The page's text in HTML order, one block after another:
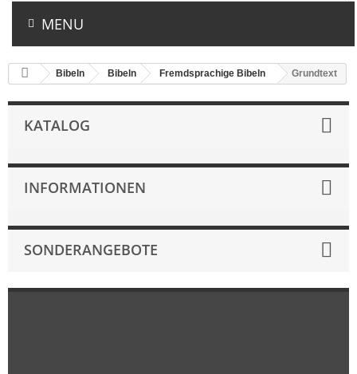
MENU
Bibeln Bibeln Fremdsprachige Bibeln Grundtext
KATALOG
INFORMATIONEN
SONDERANGEBOTE